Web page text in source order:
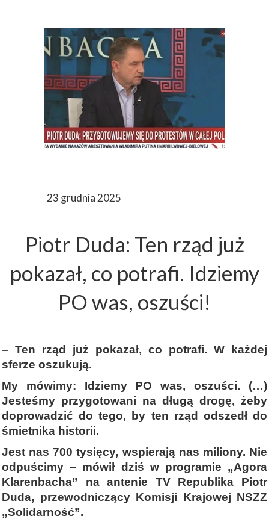
23 grudnia 2025
Piotr Duda: Ten rząd już
pokazał, co potrafi. Idziemy
PO was, oszuści!
– Ten rząd już pokazał, co potrafi. W każdej
sferze oszukują.
My mówimy: Idziemy PO was, oszuści. (…)
Jesteśmy przygotowani na długą drogę, żeby
doprowadzić do tego, by ten rząd odszedł do
śmietnika historii.
Jest nas 700 tysięcy, wspierają nas miliony. Nie
odpuścimy – mówił dziś w programie „Agora
Klarenbacha” na antenie TV Republika Piotr
Duda, przewodniczący Komisji Krajowej NSZZ
„Solidarność”.